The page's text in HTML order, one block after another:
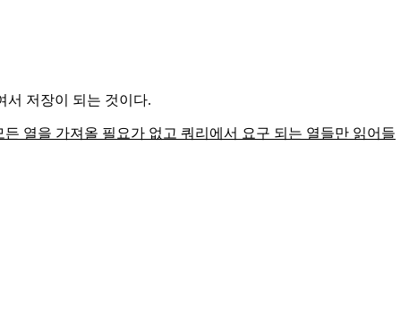
서 저장이 되는 것이다.
열을 가져올 필요가 없고 쿼리에서 요구 되는 열들만 읽어들